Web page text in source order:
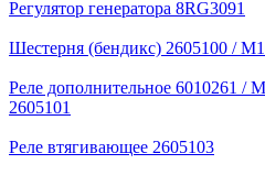
Регулятор генератора 8RG3091
Шестерня (бендикс) 2605100 /
Реле дополнительное 6010261 /
2605101
Реле втягивающее 2605103